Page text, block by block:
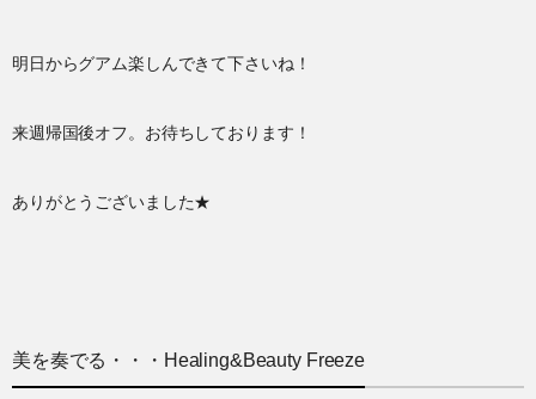
明日からグアム楽しんできて下さいね！
来週帰国後オフ。お待ちしております！
ありがとうございました★
美を奏でる・・・Healing&Beauty Freeze